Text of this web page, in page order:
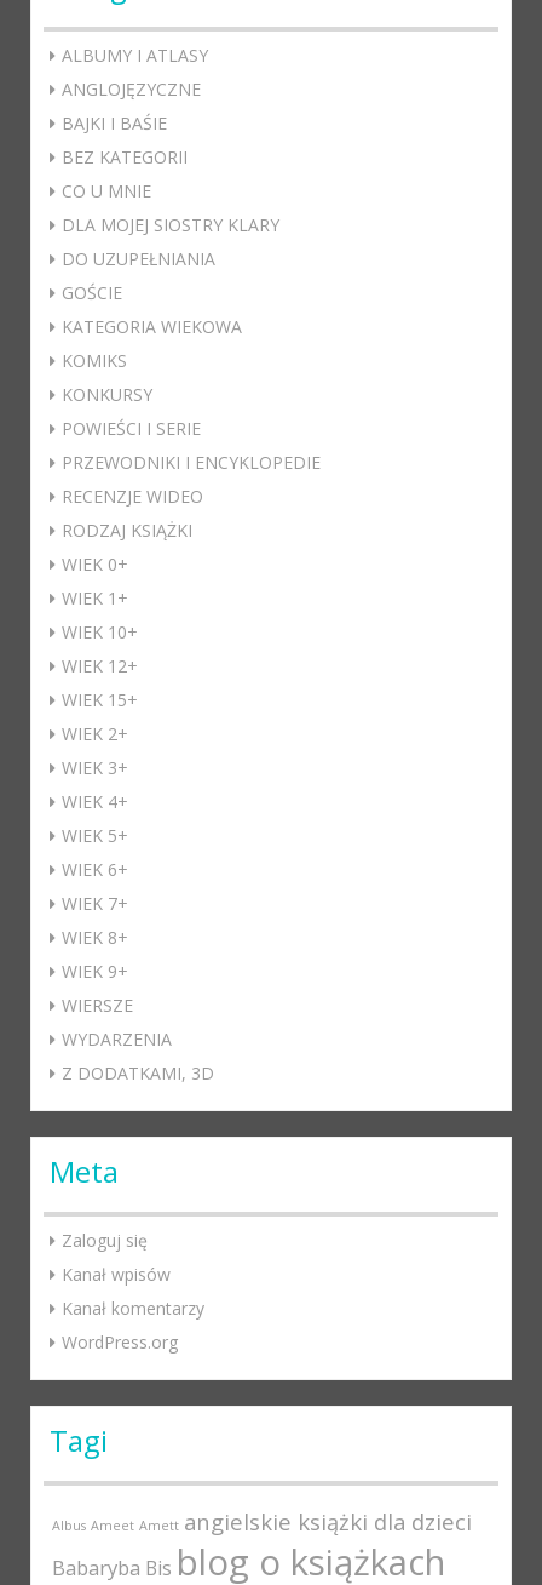
ALBUMY I ATLASY
ANGLOJĘZYCZNE
BAJKI I BAŚIE
BEZ KATEGORII
CO U MNIE
DLA MOJEJ SIOSTRY KLARY
DO UZUPEŁNIANIA
GOŚCIE
KATEGORIA WIEKOWA
KOMIKS
KONKURSY
POWIEŚCI I SERIE
PRZEWODNIKI I ENCYKLOPEDIE
RECENZJE WIDEO
RODZAJ KSIĄŻKI
WIEK 0+
WIEK 1+
WIEK 10+
WIEK 12+
WIEK 15+
WIEK 2+
WIEK 3+
WIEK 4+
WIEK 5+
WIEK 6+
WIEK 7+
WIEK 8+
WIEK 9+
WIERSZE
WYDARZENIA
Z DODATKAMI, 3D
Meta
Zaloguj się
Kanał wpisów
Kanał komentarzy
WordPress.org
Tagi
Albus Ameet Amett angielskie książki dla dzieci
Babaryba Bis blog o książkach